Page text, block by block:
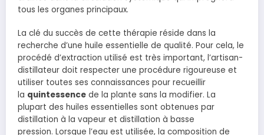
tous les organes principaux.
La clé du succès de cette thérapie réside dans la
recherche d’une huile essentielle de qualité. Pour cela, le
procédé d’extraction utilisé est très important, l’artisan-
distillateur doit respecter une procédure rigoureuse et
utiliser toutes ses connaissances pour recueillir
la quintessence de la plante sans la modifier. La
plupart des huiles essentielles sont obtenues par
distillation à la vapeur et distillation à basse
pression. Lorsque l’eau est utilisée, la composition de